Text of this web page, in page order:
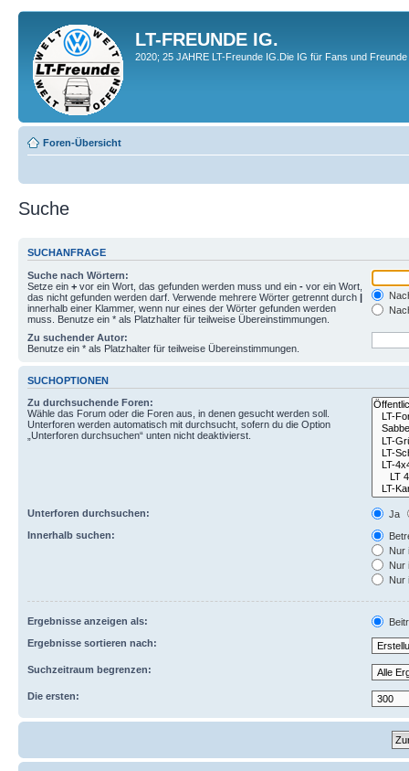
LT-FREUNDE IG.
2020; 25 JAHRE LT-Freunde IG.Die IG für Fans und
Foren-Übersicht
Suche
SUCHANFRAGE
Suche nach Wörtern:
Setze ein + vor ein Wort, das gefunden werden muss und ein - vor ein Wort,
das nicht gefunden werden darf. Verwende mehrere Wörter getrennt durch |
innerhalb einer Klammer, wenn nur eines der Wörter gefunden werden
muss. Benutze ein * als Platzhalter für teilweise Übereinstimmungen.
Zu suchender Autor:
Benutze ein * als Platzhalter für teilweise Übereinstimmungen.
SUCHOPTIONEN
Zu durchsuchende Foren:
Wähle das Forum oder die Foren aus, in denen gesucht werden soll.
Unterforen werden automatisch mit durchsucht, sofern du die Option
„Unterforen durchsuchen“ unten nicht deaktivierst.
Unterforen durchsuchen:
Ja
Innerhalb suchen:
Nur
Nur
Nur
Ergebnisse anzeigen als:
Ergebnisse sortieren nach:
Suchzeitraum begrenzen:
Die ersten: